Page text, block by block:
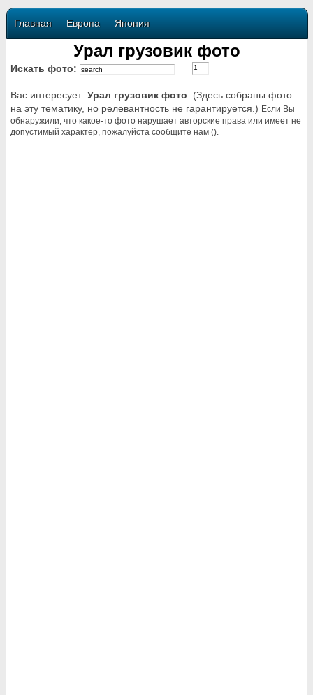
Главная Европа Япония
Урал грузовик фото
Искать фото:
Вас интересует: Урал грузовик фото . (Здесь собраны фото
на эту тематику, но релевантность не гарантируется.) Если Вы
обнаружили, что какое-то фото нарушает авторские права или имеет не
допустимый характер, пожалуйста сообщите нам ().